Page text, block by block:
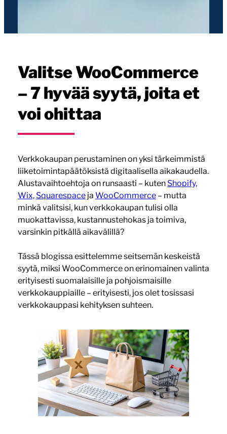
Valitse WooCommerce
– 7 hyvää syytä, joita et
voi ohittaa
Verkkokaupan perustaminen on yksi tärkeimmistä
liiketoimintapäätöksistä digitaalisella aikakaudella.
Alustavaihtoehtoja on runsaasti – kuten Shopify,
Wix, Squarespaceja WooCommerce– mutta
minkä valitsisi, kun verkkokaupan tulisi olla
muokattavissa, kustannustehokas ja toimiva,
varsinkin pitkällä aikavälillä?
Tässä blogissa esittelemme seitsemän keskeistä
syytä, miksi WooCommerce on erinomainen valinta
erityisesti suomalaisille ja pohjoismaisille
verkkokauppiaille – erityisesti, jos olet tosissasi
verkkokauppasi kehityksen suhteen.